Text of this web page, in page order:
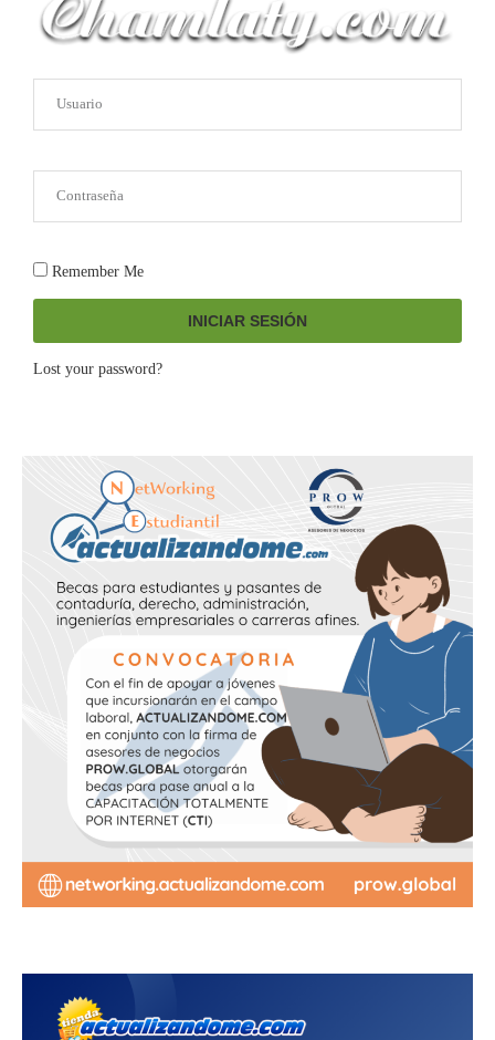
Remember Me
INICIAR SESIÓN
Lost your password?